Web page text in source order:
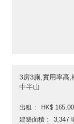
3房3廁,實用率高,
中半山
出租
HK$
建築面積
3,347